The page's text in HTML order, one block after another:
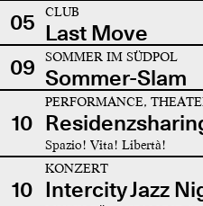
05 CLUB
Last Move
09
SOMMER IM SÜDPOL
Sommer-Slam
10
PERFORMANCE,
Spazio! Vita! Libertà!
10
KONZERT
Intercity Jazz